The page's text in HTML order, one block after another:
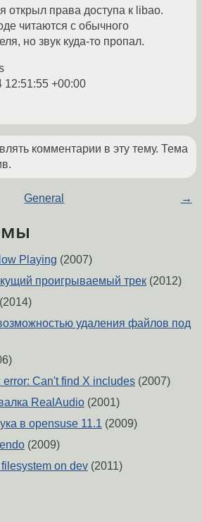
открыл права доступа к libao.
читаются с обычного
но звук куда-то пропал.
12:51:55 +00:00
комментарии в эту тему. Тема
General →
Playing (2007)
проигрываемый трек (2012)
(2014)
удаления файлов под
error: Can't find X includes (2007)
RealAudio (2001)
в opensuse 11.1 (2009)
(2009)
on dev (2011)